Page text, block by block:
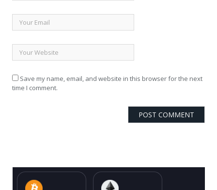
Save my name, email, and website in this browser for the next
time I comment.